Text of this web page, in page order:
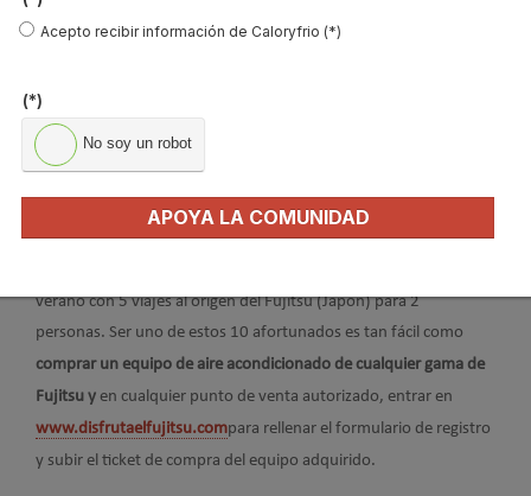
verano con 5 viajes al origen del Fujitsu (Japón) para 2
personas. Ser uno de estos 10 afortunados es tan fácil como
comprar un equipo de aire acondicionado de cualquier gama de
Fujitsu y en cualquier punto de venta autorizado, entrar en
www.disfrutaelfujitsu.compara rellenar el formulario de registro
y subir el ticket de compra del equipo adquirido.
Acepto recibir información de Caloryfrio (*)
(*)
No soy un robot
APOYA LA COMUNIDAD